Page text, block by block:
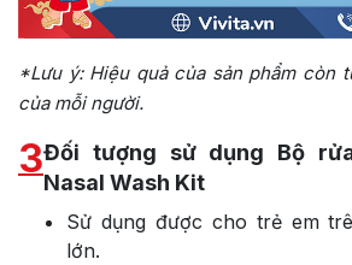
*Lưu ý: Hiệu quả của sản phẩm còn
của mỗi người.
3Đối tượng sử dụng Bộ
Nasal Wash Kit
Sử dụng được cho trẻ em
lớn.